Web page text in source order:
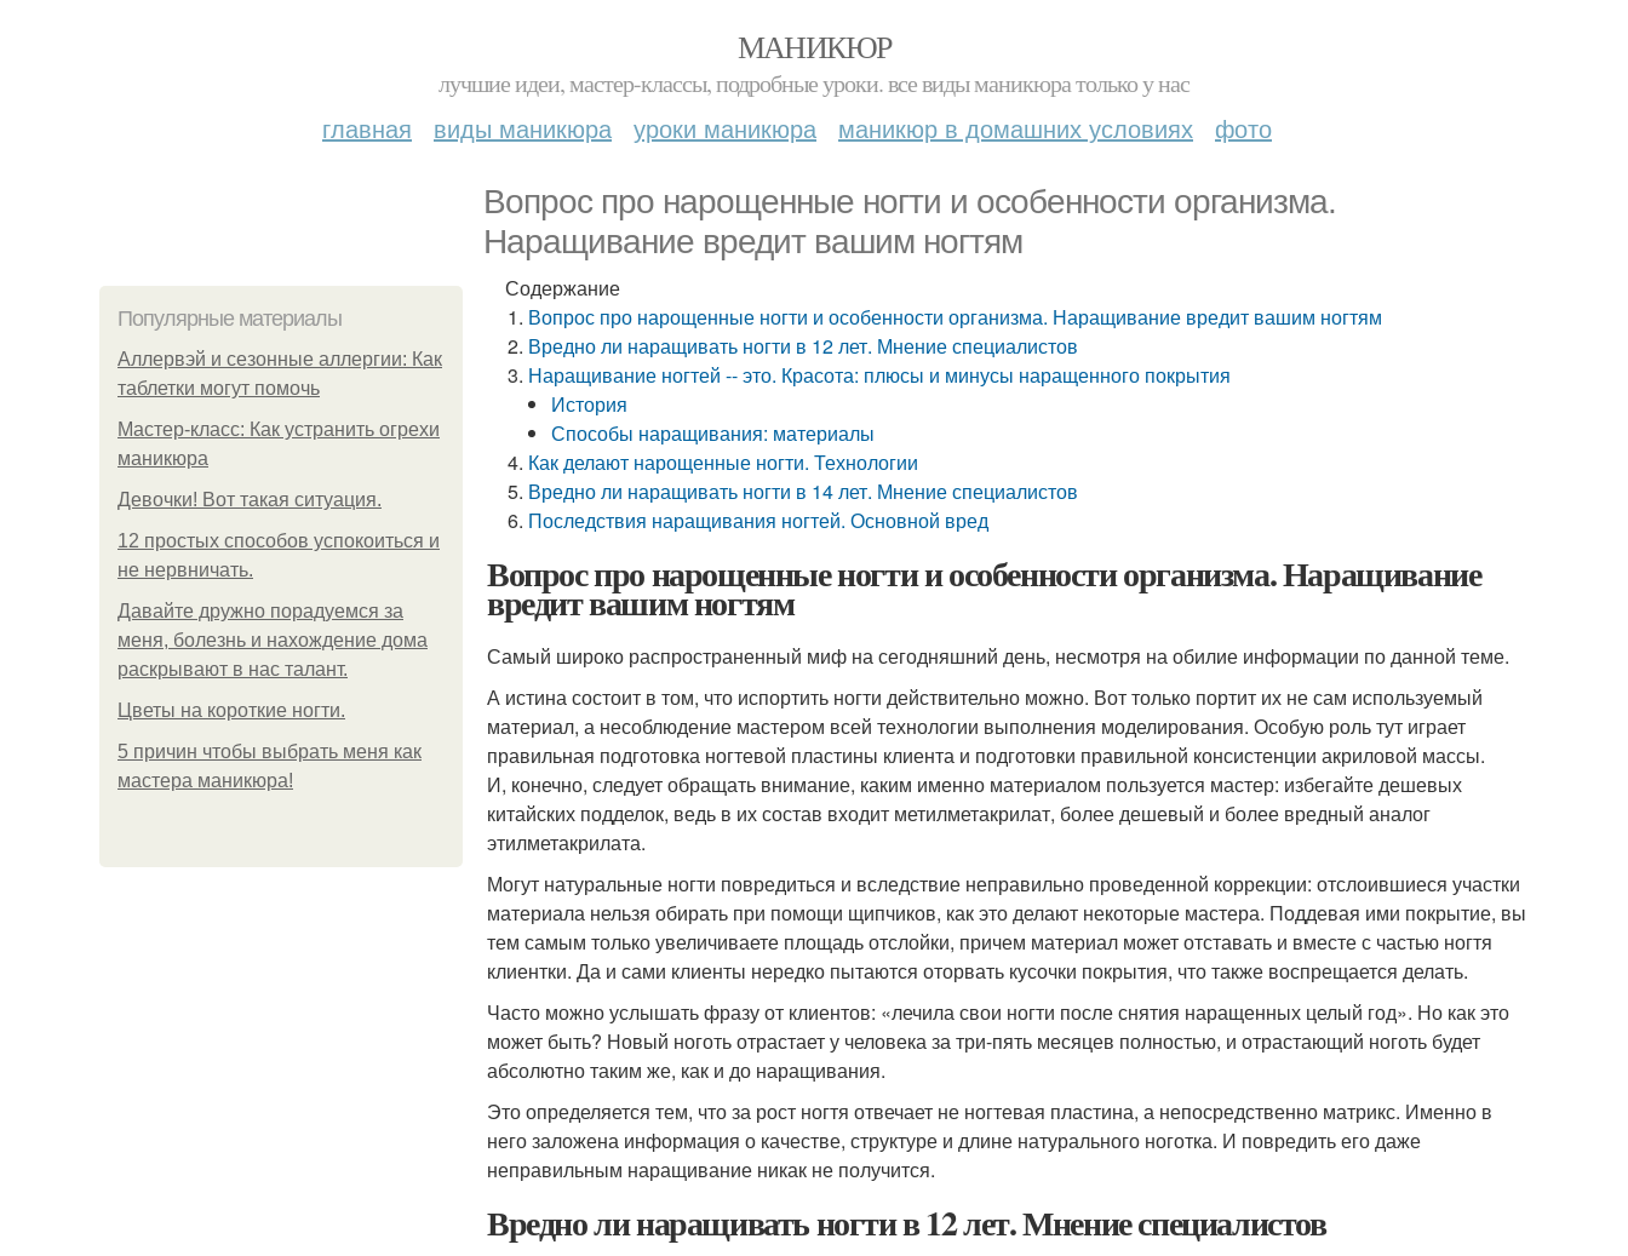
МАНИКЮР
лучшие идеи, мастер-классы, подробные уроки. все виды маникюра только у нас
главная виды маникюра уроки маникюра маникюр в домашних условиях фото
Вопрос про нарощенные ногти и особенности организма.
Наращивание вредит вашим ногтям
Популярные материалы
Аллервэй и сезонные аллергии: Как
таблетки могут помочь
Мастер-класс: Как устранить огрехи
маникюра
Девочки! Вот такая ситуация.
12 простых способов успокоиться и
не нервничать.
Давайте дружно порадуемся за
меня, болезнь и нахождение дома
раскрывают в нас талант.
Цветы на короткие ногти.
5 причин чтобы выбрать меня как
мастера маникюра!
Содержание
Вопрос про нарощенные ногти и особенности организма. Наращивание вредит вашим ногтям
Вредно ли наращивать ногти в 12 лет. Мнение специалистов
Наращивание ногтей -- это. Красота: плюсы и минусы наращенного покрытия
История
Способы наращивания: материалы
Как делают нарощенные ногти. Технологии
Вредно ли наращивать ногти в 14 лет. Мнение специалистов
Последствия наращивания ногтей. Основной вред
Вопрос про нарощенные ногти и особенности организма. Наращивание
вредит вашим ногтям
Самый широко распространенный миф на сегодняшний день, несмотря на обилие информации по данной теме.
А истина состоит в том, что испортить ногти действительно можно. Вот только портит их не сам используемый
материал, а несоблюдение мастером всей технологии выполнения моделирования. Особую роль тут играет
правильная подготовка ногтевой пластины клиента и подготовки правильной консистенции акриловой массы.
И, конечно, следует обращать внимание, каким именно материалом пользуется мастер: избегайте дешевых
китайских подделок, ведь в их состав входит метилметакрилат, более дешевый и более вредный аналог
этилметакрилата.
Могут натуральные ногти повредиться и вследствие неправильно проведенной коррекции: отслоившиеся участки
материала нельзя обирать при помощи щипчиков, как это делают некоторые мастера. Поддевая ими покрытие, вы
тем самым только увеличиваете площадь отслойки, причем материал может отставать и вместе с частью ногтя
клиентки. Да и сами клиенты нередко пытаются оторвать кусочки покрытия, что также воспрещается делать.
Часто можно услышать фразу от клиентов: «лечила свои ногти после снятия наращенных целый год». Но как это
может быть? Новый ноготь отрастает у человека за три-пять месяцев полностью, и отрастающий ноготь будет
абсолютно таким же, как и до наращивания.
Это определяется тем, что за рост ногтя отвечает не ногтевая пластина, а непосредственно матрикс. Именно в
него заложена информация о качестве, структуре и длине натурального ноготка. И повредить его даже
неправильным наращивание никак не получится.
Вредно ли наращивать ногти в 12 лет. Мнение специалистов